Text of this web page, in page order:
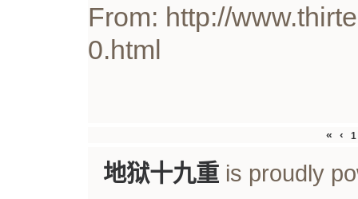
From: http://
0.html
« ‹ 1
地狱十九重is proudly